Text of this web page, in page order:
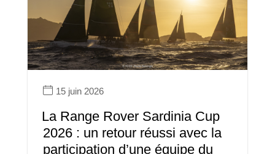
15 juin 2026
La Range Rover Sardinia Cup
2026 : un retour réussi avec la
participation d’une équipe du